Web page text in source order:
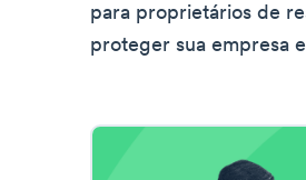
para proprietários de
proteger sua empresa